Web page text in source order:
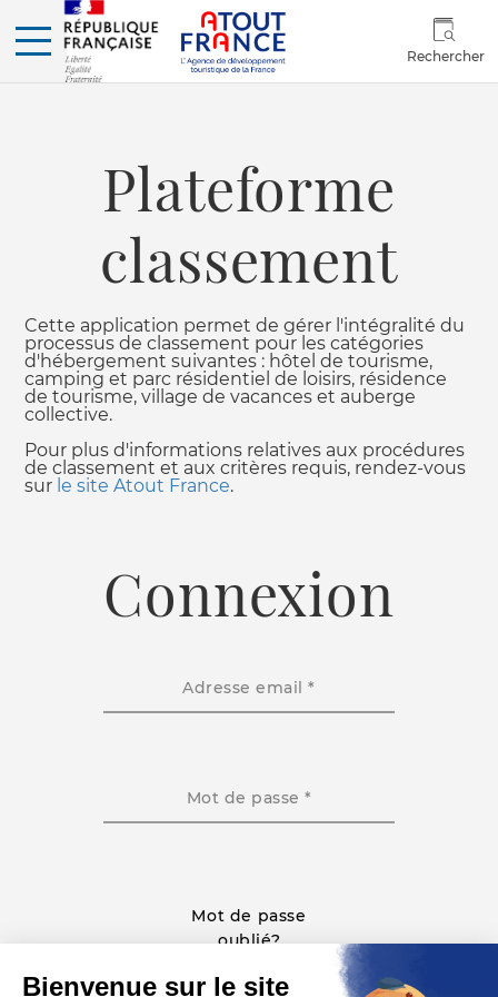
Rechercher
Plateforme
classement
Cette application permet de gérer l'intégralité du
processus de classement pour les catégories
d'hébergement suivantes : hôtel de tourisme,
camping et parc résidentiel de loisirs, résidence
de tourisme, village de vacances et auberge
collective.
Pour plus d'informations relatives aux procédures
de classement et aux critères requis, rendez-vous
sur le site Atout France.
Connexion
Adresse email *
Mot de passe *
Mot de passe
oublié?